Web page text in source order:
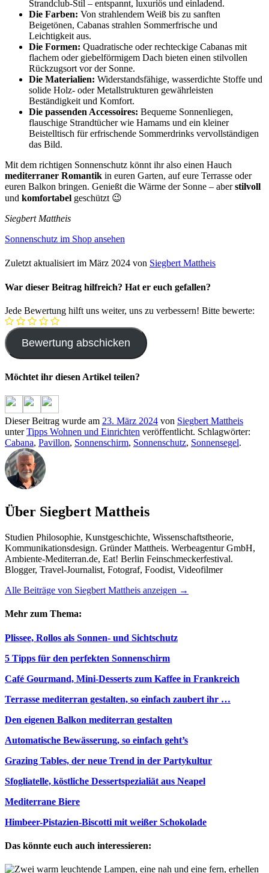
Strandclub-Stil – entspannt, luxuriös und einladend.
Die Farben: Von strahlendem Weiß bis zu sanften
Beigetönen, Cabanas strahlen Sommerfrische und
Leichtigkeit aus.
Die Formen: Quadratische oder rechteckige Cabanas mit
flachem oder giebelförmigem Dach bieten einen stilvollen
Rückzugsort vor der Sonne.
Die Materialien: Widerstandsfähige, wasserdichte Stoffe und
solide Holz- oder Metallstrukturen gewährleisten
Beständigkeit und Komfort.
Die passenden Accessoires: Bequeme Sonnenliegen,
flauschige Strandtücher wie Hamams und ein kleiner
Beistelltisch für erfrischende Sommerdrinks vervollständigen
das Bild.
Mit dem richtigen Sonnenschutz könnt ihr also einen Hauch
mediterraner Romantik in euren Garten, auf eure Terrasse oder
euren Balkon bringen. Genießt die Wärme der Sonne – aberstilvoll
und komfortabel geschützt 😉
Siegbert Mattheis
Sonnenschutz im Shop ansehen
Zuletzt aktualisiert im März 2024 von Siegbert Mattheis
War dieser Beitrag hilfreich? Hat er euch gefallen?
Jede Bewertung hilft uns weiter, uns zu verbessern! Bitte bewerte:
Möchtet ihr diesen Artikel teilen?
Dieser Beitrag wurde am 23. März 2024 von Siegbert Mattheis
unterTipps Wohnen und Einrichten veröffentlicht. Schlagwörter:
Cabana, Pavillon, Sonnenschirm, Sonnenschutz, Sonnensegel.
Über Siegbert Mattheis
Studien Philosophie, Kunstgeschichte, Wissenschaftstheorie,
Kommunikationsdesign. Gründer Mattheis. Werbeagentur GmbH,
Ambiente-Mediterran.de, Eat! Berlin Feinschmeckerfestival.
Blogger, Travel-Journalist, Fotograf, Foodist, Videofilmer
Alle Beiträge von Siegbert Mattheis anzeigen →
Mehr zum Thema:
Plissee, Rollos als Sonnen- und Sichtschutz
5 Tipps für den perfekten Sonnenschirm
Café Gourmand, Mini-Desserts zum Kaffee in Frankreich
Terrasse mediterran gestalten, so einfach zaubert ihr …
Den eigenen Balkon mediterran gestalten
Automatische Bewässerung, so einfach geht’s
Grazing Tables, der neue Trend in der Partykultur
Sfogliatelle, köstliche Dessertspezialiät aus Neapel
Mediterrane Biere
Himbeer-Pistazien-Biscotti mit weißer Schokolade
Das könnte euch auch interessieren: